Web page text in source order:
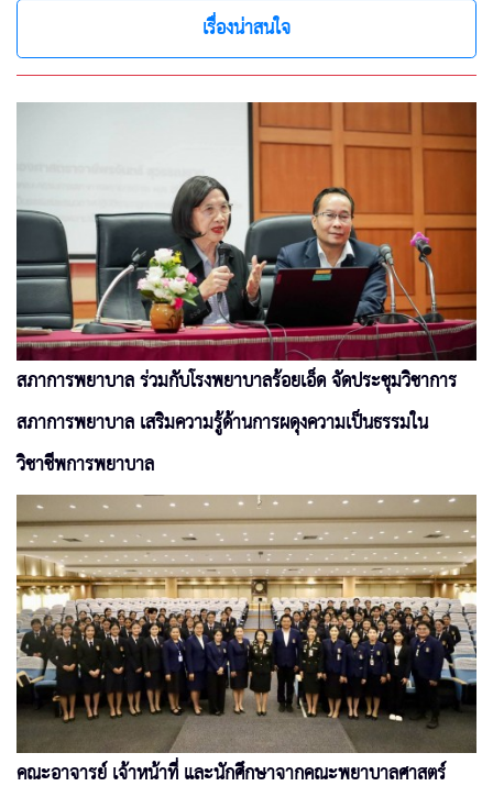
เรื่องน่าสนใจ
สภาการพยาบาล ร่วมกับโรงพยาบาลร้อยเอ็ด จัดประชุมวิชาการ
สภาการพยาบาล เสริมความรู้ด้านการผดุงความเป็นธรรมใน
วิชาชีพการพยาบาล
คณะอาจารย์ เจ้าหน้าที่ และนักศึกษาจากคณะพยาบาลศาสตร์